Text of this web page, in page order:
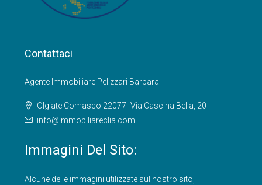
Contattaci
Agente Immobiliare Pelizzari Barbara
Olgiate Comasco 22077- Via Cascina Bella, 20
info@immobiliareclia.com
Immagini Del Sito:
Alcune delle immagini utilizzate sul nostro sito,